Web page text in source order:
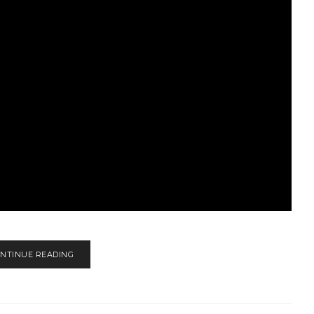
READING